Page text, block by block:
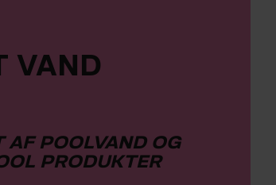
VAND
AF POOLVAND OG
PRODUKTER